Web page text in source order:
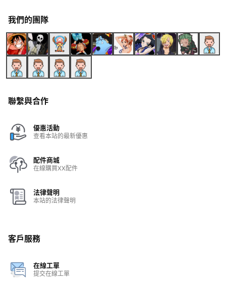
我們的團隊
聯繫與合作
優惠活動
查看本站的最新優惠
配件商城
在線購買XX配件
法律聲明
本站的法律聲明
客戶服務
在線工單
提交在線工單